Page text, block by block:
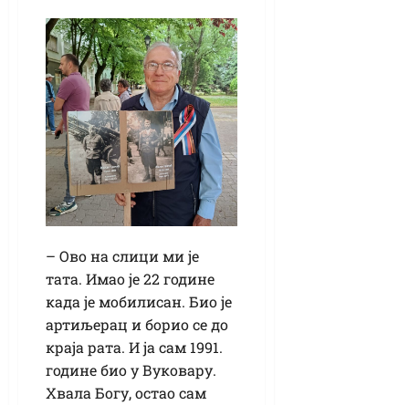
– Ово на слици ми је
тата. Имао је 22 године
када је мобилисан. Био је
артиљерац и борио се до
краја рата. И ја сам 1991.
године био у Вуковару.
Хвала Богу, остао сам